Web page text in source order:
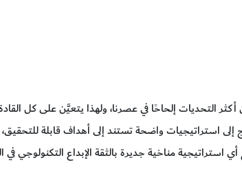
أكثر التحديات إلحاحًا في عصرنا، ولهذا يتعيَّن على كل
إلى استراتيجيات واضحة تستند إلى أهداف قابلة
مناخية جديرة بالثقة الإبداع التكنولوجي في